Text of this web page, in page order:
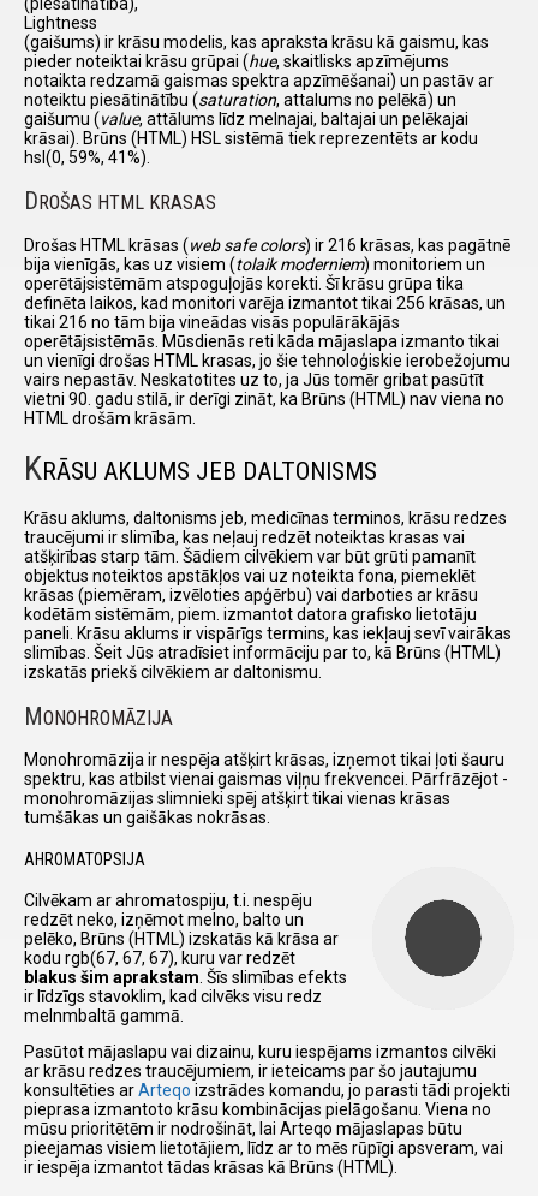
Lightness
(gaišums) ir krāsu modelis, kas apraksta krāsu kā gaismu, kas
pieder noteiktai krāsu grūpai (hue, skaitlisks apzīmējums
notaikta redzamā gaismas spektra apzīmēšanai) un pastāv ar
noteiktu piesātinātību (saturation, attalums no pelēkā) un
gaišumu (value, attālums līdz melnajai, baltajai un pelēkajai
krāsai). Brūns (HTML) HSL sistēmā tiek reprezentēts ar kodu
hsl(0, 59%, 41%).
D ROŠAS HTML KRASAS
Drošas HTML krāsas (web safe colors) ir 216 krāsas, kas pagātnē
bija vienīgās, kas uz visiem (tolaik moderniem) monitoriem un
operētājsistēmām atspoguļojās korekti. Šī krāsu grūpa tika
definēta laikos, kad monitori varēja izmantot tikai 256 krāsas, un
tikai 216 no tām bija vineādas visās populārākājās
operētājsistēmās. Mūsdienās reti kāda mājaslapa izmanto tikai
un vienīgi drošas HTML krasas, jo šie tehnoloģiskie ierobežojumu
vairs nepastāv. Neskatotites uz to, ja Jūs tomēr gribat pasūtīt
vietni 90. gadu stilā, ir derīgi zināt, ka Brūns (HTML) nav viena no
HTML drošām krāsām.
KRĀSU AKLUMS JEB DALTONISMS
Krāsu aklums, daltonisms jeb, medicīnas terminos, krāsu redzes
traucējumi ir slimība, kas neļauj redzēt noteiktas krasas vai
atšķirības starp tām. Šādiem cilvēkiem var būt grūti pamanīt
objektus noteiktos apstākļos vai uz noteikta fona, piemeklēt
krāsas (piemēram, izvēloties apģērbu) vai darboties ar krāsu
kodētām sistēmām, piem. izmantot datora grafisko lietotāju
paneli. Krāsu aklums ir vispārīgs termins, kas iekļauj sevī vairākas
slimības. Šeit Jūs atradīsiet informāciju par to, kā Brūns (HTML)
izskatās priekš cilvēkiem ar daltonismu.
MONOHROMĀZIJA
Monohromāzija ir nespēja atšķirt krāsas, izņemot tikai ļoti šauru
spektru, kas atbilst vienai gaismas viļņu frekvencei. Pārfrāzējot -
monohromāzijas slimnieki spēj atšķirt tikai vienas krāsas
tumšākas un gaišākas nokrāsas.
AHROMATOPSIJA
Cilvēkam ar ahromatospiju, t.i. nespēju
redzēt neko, izņēmot melno, balto un
pelēko, Brūns (HTML) izskatās kā krāsa ar
kodu rgb(67, 67, 67), kuru var redzēt
blakus šim aprakstam. Šīs slimības efekts
ir līdzīgs stavoklim, kad cilvēks visu redz
melnmbaltā gammā.
Pasūtot mājaslapu vai dizainu, kuru iespējams izmantos cilvēki
ar krāsu redzes traucējumiem, ir ieteicams par šo jautajumu
konsultēties arArteqo izstrādes komandu, jo parasti tādi projekti
pieprasa izmantoto krāsu kombinācijas pielāgošanu. Viena no
mūsu prioritētēm ir nodrošināt, lai Arteqo mājaslapas būtu
pieejamas visiem lietotājiem, līdz ar to mēs rūpīgi apsveram, vai
ir iespēja izmantot tādas krāsas kā Brūns (HTML).